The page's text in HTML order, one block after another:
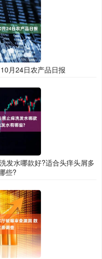
月24日农产品日报
发水哪款好?适合头痒头屑多
些?